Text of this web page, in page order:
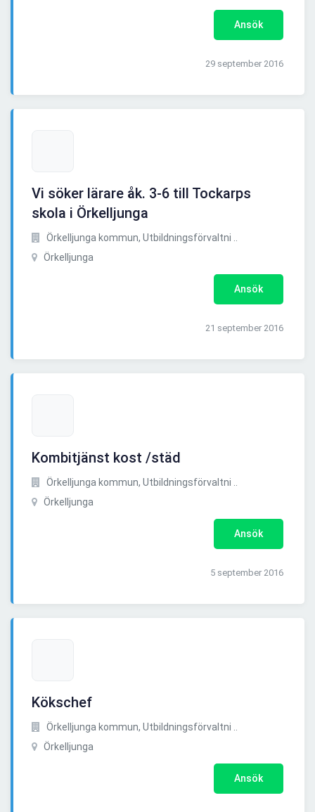
Ansök
29 september 2016
Vi söker lärare åk. 3-6 till Tockarps
skola i Örkelljunga
Örkelljunga kommun, Utbildningsförvaltni ..
Örkelljunga
Ansök
21 september 2016
Kombitjänst kost /städ
Örkelljunga kommun, Utbildningsförvaltni ..
Örkelljunga
Ansök
5 september 2016
Kökschef
Örkelljunga kommun, Utbildningsförvaltni ..
Örkelljunga
Ansök